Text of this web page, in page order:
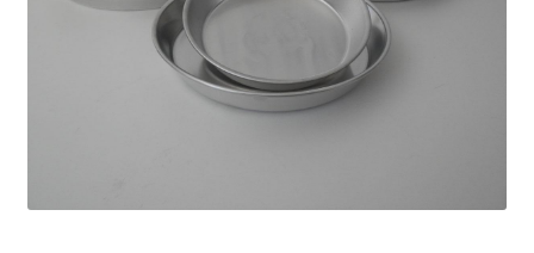
Η Εταιρία
Θέσεις Εργασίας
Καταστήματα